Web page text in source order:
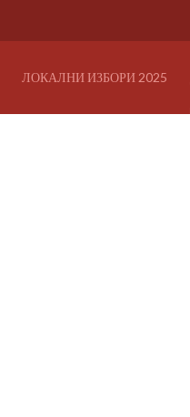
ЛОКАЛНИ ИЗБОРИ 2025